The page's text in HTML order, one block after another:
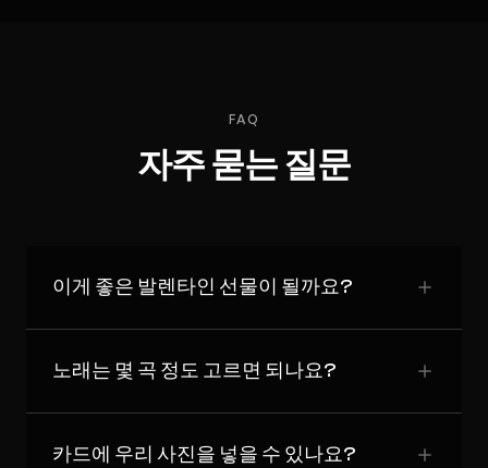
FAQ
자주 묻는 질문
이게 좋은 발렌타인 선물이 될까요?
노래는 몇 곡 정도 고르면 되나요?
카드에 우리 사진을 넣을 수 있나요?